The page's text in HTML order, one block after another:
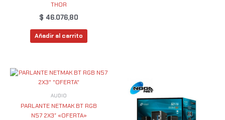
THOR
$ 46.076,80
Añadir al carrito
AUDIO
PARLANTE NETMAK BT RGB
N57 2X3″ «OFERTA»